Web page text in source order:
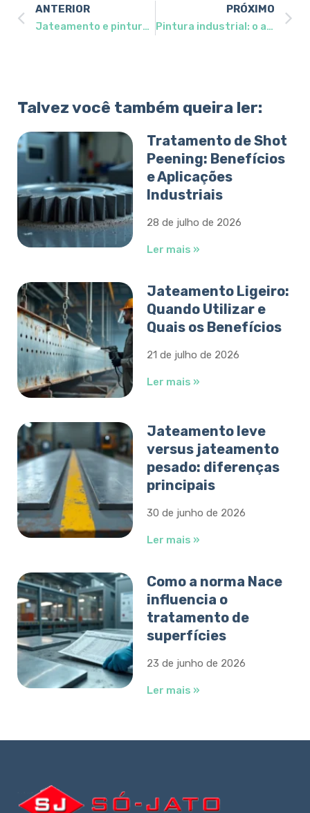
ANTERIOR
Jateamento e pintura industrial: como escolher o serviço certo para cada tipo de substrato
PRÓXIMO
Pintura industrial: o acabamento que vai muito além da estética na indústria pesada
Talvez você também queira ler:
Tratamento de Shot
Peening: Benefícios
e Aplicações
Industriais
28 de julho de 2026
Ler mais »
Jateamento Ligeiro:
Quando Utilizar e
Quais os Benefícios
21 de julho de 2026
Ler mais »
Jateamento leve
versus jateamento
pesado: diferenças
principais
30 de junho de 2026
Ler mais »
Como a norma Nace
influencia o
tratamento de
superfícies
23 de junho de 2026
Ler mais »